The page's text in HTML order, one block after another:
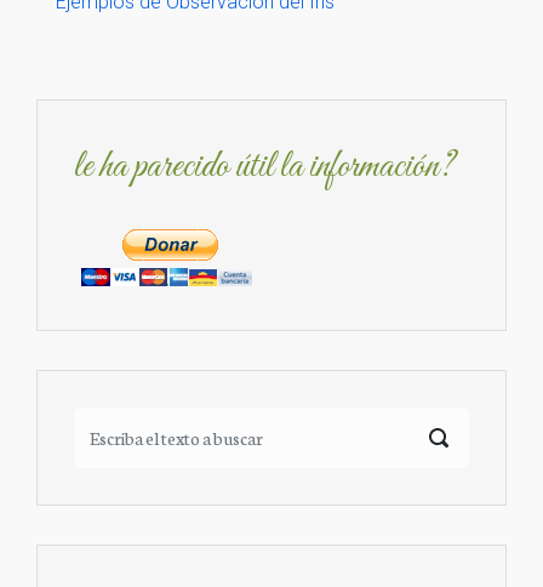
le ha parecido útil la información?